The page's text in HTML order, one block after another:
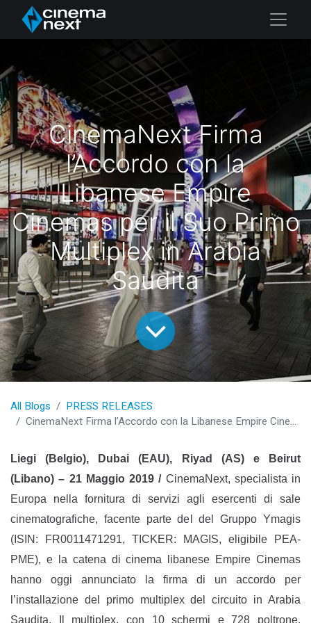
CinemaNext Firma
l’Accordo con la
Libanese Empire
Cinemas per il Suo Primo
Multiplex in Arabia
Saudita
All Blogs
PRESS RELEASES
CinemaNext Firma l’Accordo con la Libanese Empire Cinemas per il Suo Primo Multiplex in Arabia Saudita
Liegi (Belgio), Dubai (EAU), Riyad (AS) e Beirut
(Libano) – 21 Maggio 2019 / CinemaNext, specialista in
Europa nella fornitura di servizi agli esercenti di sale
cinematografiche, facente parte del del Gruppo Ymagis
(ISIN: FR0011471291, TICKER: MAGIS, eligibile PEA-
PME), e la catena di cinema libanese Empire Cinemas
hanno oggi annunciato la firma di un accordo per
l’installazione del primo multiplex del circuito in Arabia
Saudita. Il multiplex, con 10 schermi e 728 poltrone,